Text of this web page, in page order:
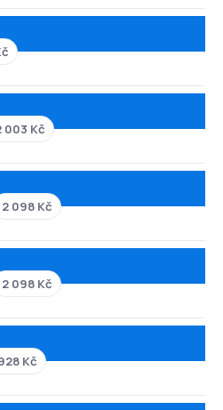
003 Kč
2 098 Kč
2 098 Kč
Kč